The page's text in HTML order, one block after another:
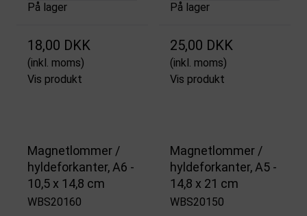
På lager
18,00 DKK
(inkl. moms)
Vis produkt
På lager
25,00 DKK
(inkl. moms)
Vis produkt
Magnetlommer /
hyldeforkanter, A6 -
10,5 x 14,8 cm
WBS20160
Magnetlommer /
hyldeforkanter, A5 -
14,8 x 21 cm
WBS20150